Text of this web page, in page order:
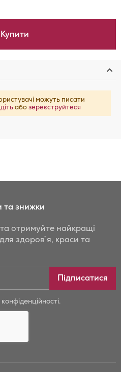
Купити
можуть писати
абозереєструйтеся
та знижки
отримуйте найкращі
здоров`я, краси та
Підписатися